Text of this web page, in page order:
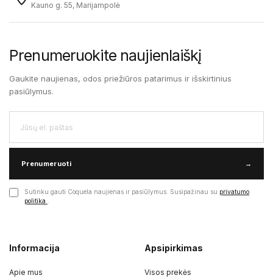
Kauno g. 55, Marijampolė
Prenumeruokite naujienlaiškį
Gaukite naujienas, odos priežiūros patarimus ir išskirtinius
pasiūlymus.
Prenumeruoti →
Sutinku gauti Coquela naujienas ir pasiūlymus. Susipažinau su privatumo
politika
Informacija
Apie mus
Apsipirkimas
Visos prekės